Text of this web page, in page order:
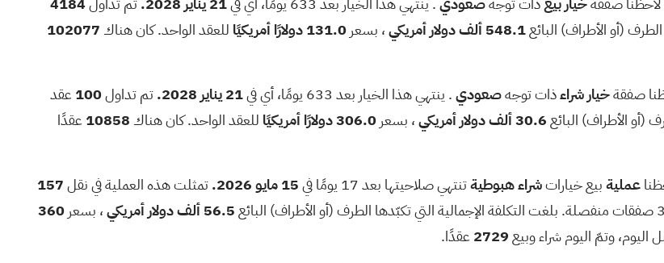
(أو الأطراف) البائع548.1 ألف دولار أمريكي ، بسعر 131.0 دولارًا أمريكيًا للعقد الواحد. كان هناك 102077
صفقةخيار شراءذات توجهصعودي. ينتهي هذا الخيار بعد 633 يومًا، أي في 21 يناير 2028. تم تداول100 عقد
(أو الأطراف) البائع30.6 ألف دولار أمريكي ، بسعر 306.0 دولارًا أمريكيًا للعقد الواحد. كان هناك 10858 عقدًا
عمليةبيع خياراتشراءهبوطيةتنتهي صلاحيتها بعد 17 يومًا في 15 مايو 2026. تمثلت هذه العملية في نقل157
56.5 ألف دولار أمريكي ، بسعر 360
اليوم، وتمّ اليوم شراء وبيع2729 عقدًا.